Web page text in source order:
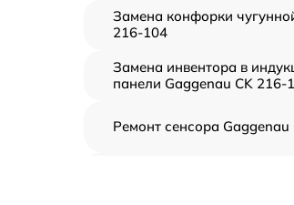
Замена конфорки
216-104
Замена инвентора в
панели Gaggenau CK 216-
Ремонт сенсора